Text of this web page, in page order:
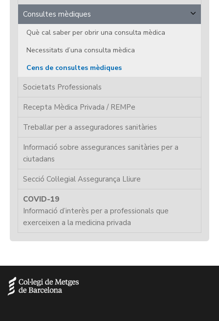
Consultes mèdiques
Què cal saber per obrir una consulta mèdica
Necessitats d’una consulta mèdica
Cens de consultes mèdiques
Societats Professionals
Recepta Mèdica Privada / REMPe
Treballar per a asseguradores sanitàries
Informació sobre assegurances sanitàries per a
ciutadans
Secció Col·legial Assegurança Lliure
COVID-19
Informació d’interès per a professionals que
exerceixen a la medicina privada